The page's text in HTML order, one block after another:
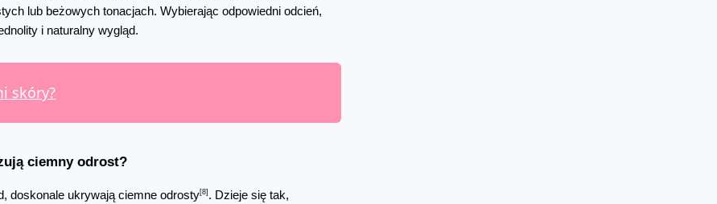
lub beżowych tonacjach. Wybierając odpowiedni odcień,
i naturalny wygląd.
skóry?
ciemny odrost?
doskonale ukrywają ciemne odrosty[8] . Dzieje się tak,